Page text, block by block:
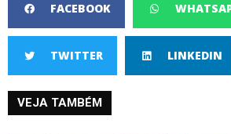
FACEBOOK
TWITTER LINKEDIN
VEJA TAMBÉM